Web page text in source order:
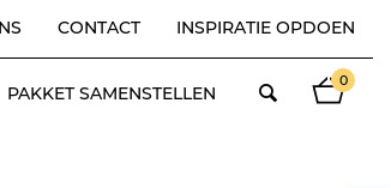
CONTACT INSPIRATIE OPDOEN
PAKKET SAMENSTELLEN
0